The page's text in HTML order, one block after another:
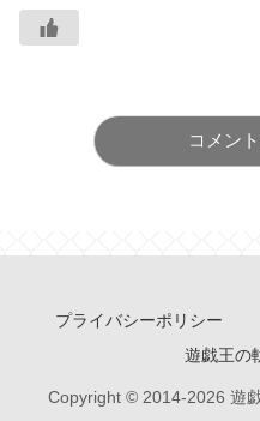
コメン
プライバシーポリシー
遊戯王の
Copyright © 2014-2026 遊